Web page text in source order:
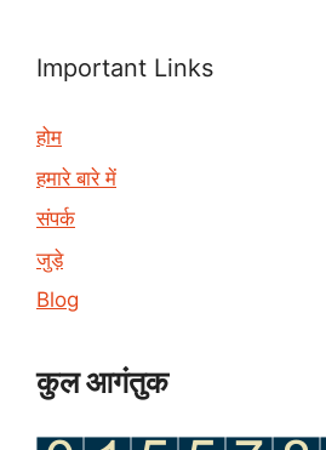
Important Links
होम
हमारे बारे में
संपर्क
जुड़े
Blog
कुल आगंतुक